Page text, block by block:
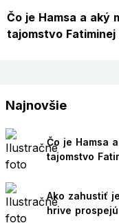
Čo je Hamsa a aký
tajomstvo Fatiminej
Najnovšie
Čo je Hamsa
tajomstvo
Ako zahustiť
hrive prospejú